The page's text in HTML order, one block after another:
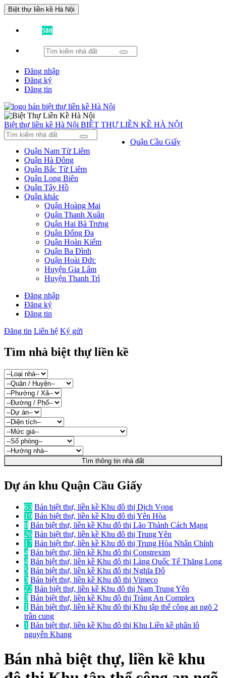
Biệt thự liền kề Hà Nội
580
Đăng nhập
Đăng ký
Đăng tin
Biệt thự liền kề Hà Nội BIỆT THỰ LIỀN KỀ HÀ NỘI
Quận Cầu Giấy
Quận Nam Từ Liêm
Quận Hà Đông
Quận Bắc Từ Liêm
Quận Long Biên
Quận Tây Hồ
Quận khác
Quận Hoàng Mai
Quận Thanh Xuân
Quận Hai Bà Trưng
Quận Đống Đa
Quận Hoàn Kiếm
Quận Ba Đình
Quận Hoài Đức
Huyện Gia Lâm
Huyện Thanh Trì
Đăng nhập
Đăng ký
Đăng tin
Đăng tin Liên hệ Ký gửi
Tìm nhà biệt thự liền kề
Tìm thông tin nhà đất
Dự án khu Quận Cầu Giấy
63 Bán biệt thự, liền kề Khu đô thị Dịch Vọng
19 Bán biệt thự, liền kề Khu đô thị Yên Hòa
8 Bán biệt thự, liền kề Khu đô thị Lão Thành Cách Mạng
26 Bán biệt thự, liền kề Khu đô thị Trung Yên
17 Bán biệt thự, liền kề Khu đô thị Trung Hòa Nhân Chính
4 Bán biệt thự, liền kề Khu đô thị Constrexim
4 Bán biệt thự, liền kề Khu đô thị Làng Quốc Tế Thăng Long
5 Bán biệt thự, liền kề Khu đô thị Nghĩa Đô
3 Bán biệt thự, liền kề Khu đô thị Vimeco
22 Bán biệt thự, liền kề Khu đô thị Nam Trung Yên
3 Bán biệt thự, liền kề Khu đô thị Tràng An Complex
1 Bán biệt thự, liền kề Khu đô thị Khu tập thể công an ngõ 2
trần cung
1 Bán biệt thự, liền kề Khu đô thị Khu Liền kề phân lô
nguyễn Khang
Bán nhà biệt thự, liền kề khu